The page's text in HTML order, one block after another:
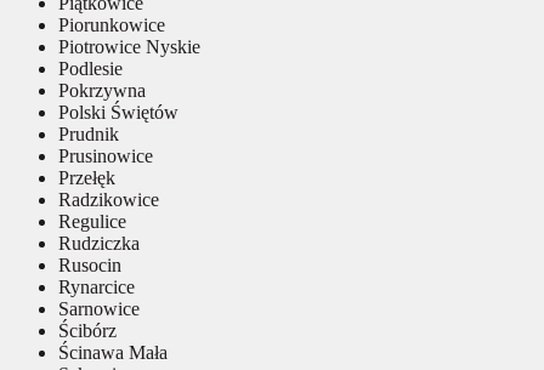
Piorunkowice
Piotrowice Nyskie
Podlesie
Pokrzywna
Polski Świętów
Prudnik
Prusinowice
Przełęk
Radzikowice
Regulice
Rudziczka
Rusocin
Rynarcice
Sarnowice
Ścibórz
Ścinawa Mała